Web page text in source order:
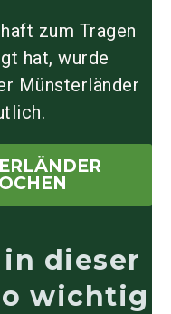
zum Tragen
hat, wurde
Münsterländer
W
dieser
wichtig